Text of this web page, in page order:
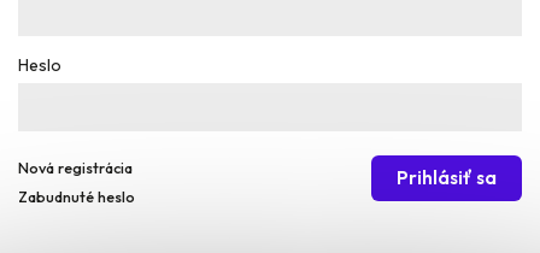
Heslo
Prihlásiť sa
Nová registrácia
Zabudnuté heslo